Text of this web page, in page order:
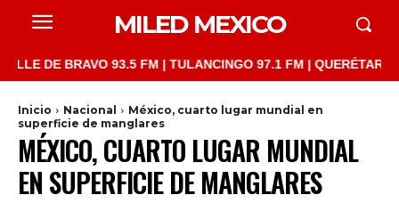
MILED MEXICO
BRAVO 93.5 FM | TULANCINGO 97.1 FM | QUERÉTARO
Inicio Nacional
México, cuarto lugar mundial en
superficie de manglares
MÉXICO, CUARTO LUGAR MUNDIAL
EN SUPERFICIE DE MANGLARES